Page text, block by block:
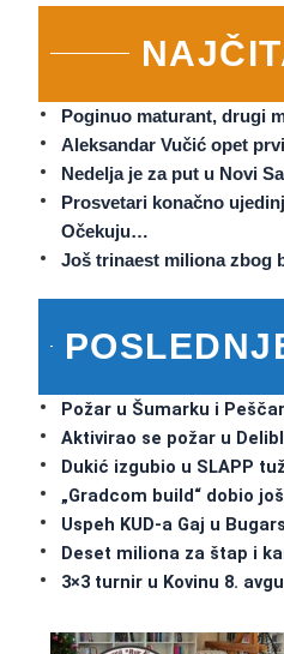
Poginuo maturant, drugi
Aleksandar Vučić opet
Nedelja je za put u Novi
Prosvetari konačno
Očekuju…
Još trinaest miliona zbog
Požar u Šumarku i
Aktivirao se požar u
Dukić izgubio u SLAPP
„Gradcom build“ dobio
Uspeh KUD-a Gaj u
Deset miliona za štap i
3×3 turnir u Kovinu 8.